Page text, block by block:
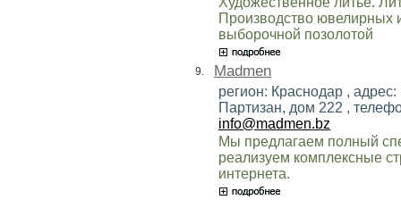
Производство ювелирных
выборочной позолотой
9. Madmen
регион: Краснодар ,
Партизан, дом 222 ,
info@madmen.bz
Мы предлагаем полный
реализуем комплексные
интернета.